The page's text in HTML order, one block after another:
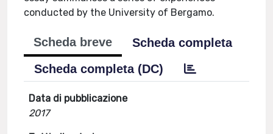
conducted by the University of Bergamo.
Scheda breve
Scheda completa
Scheda completa (DC)
Data di pubblicazione
2017